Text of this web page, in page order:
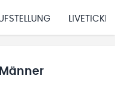
LIVETICKER